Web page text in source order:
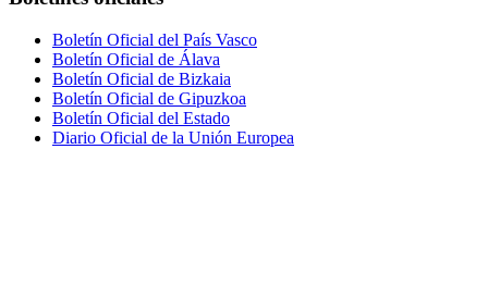
Boletín Oficial del País Vasco
Boletín Oficial de Álava
Boletín Oficial de Bizkaia
Boletín Oficial de Gipuzkoa
Boletín Oficial del Estado
Diario Oficial de la Unión Europea